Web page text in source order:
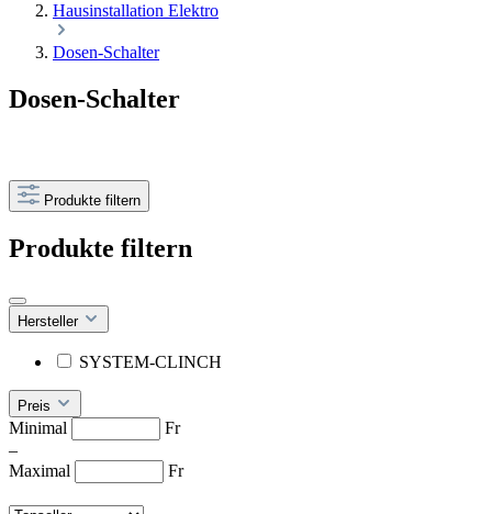
Hausinstallation Elektro
Dosen-Schalter
Dosen-Schalter
Produkte filtern
Produkte filtern
Hersteller
SYSTEM-CLINCH
Preis
Minimal
Fr
–
Maximal
Fr